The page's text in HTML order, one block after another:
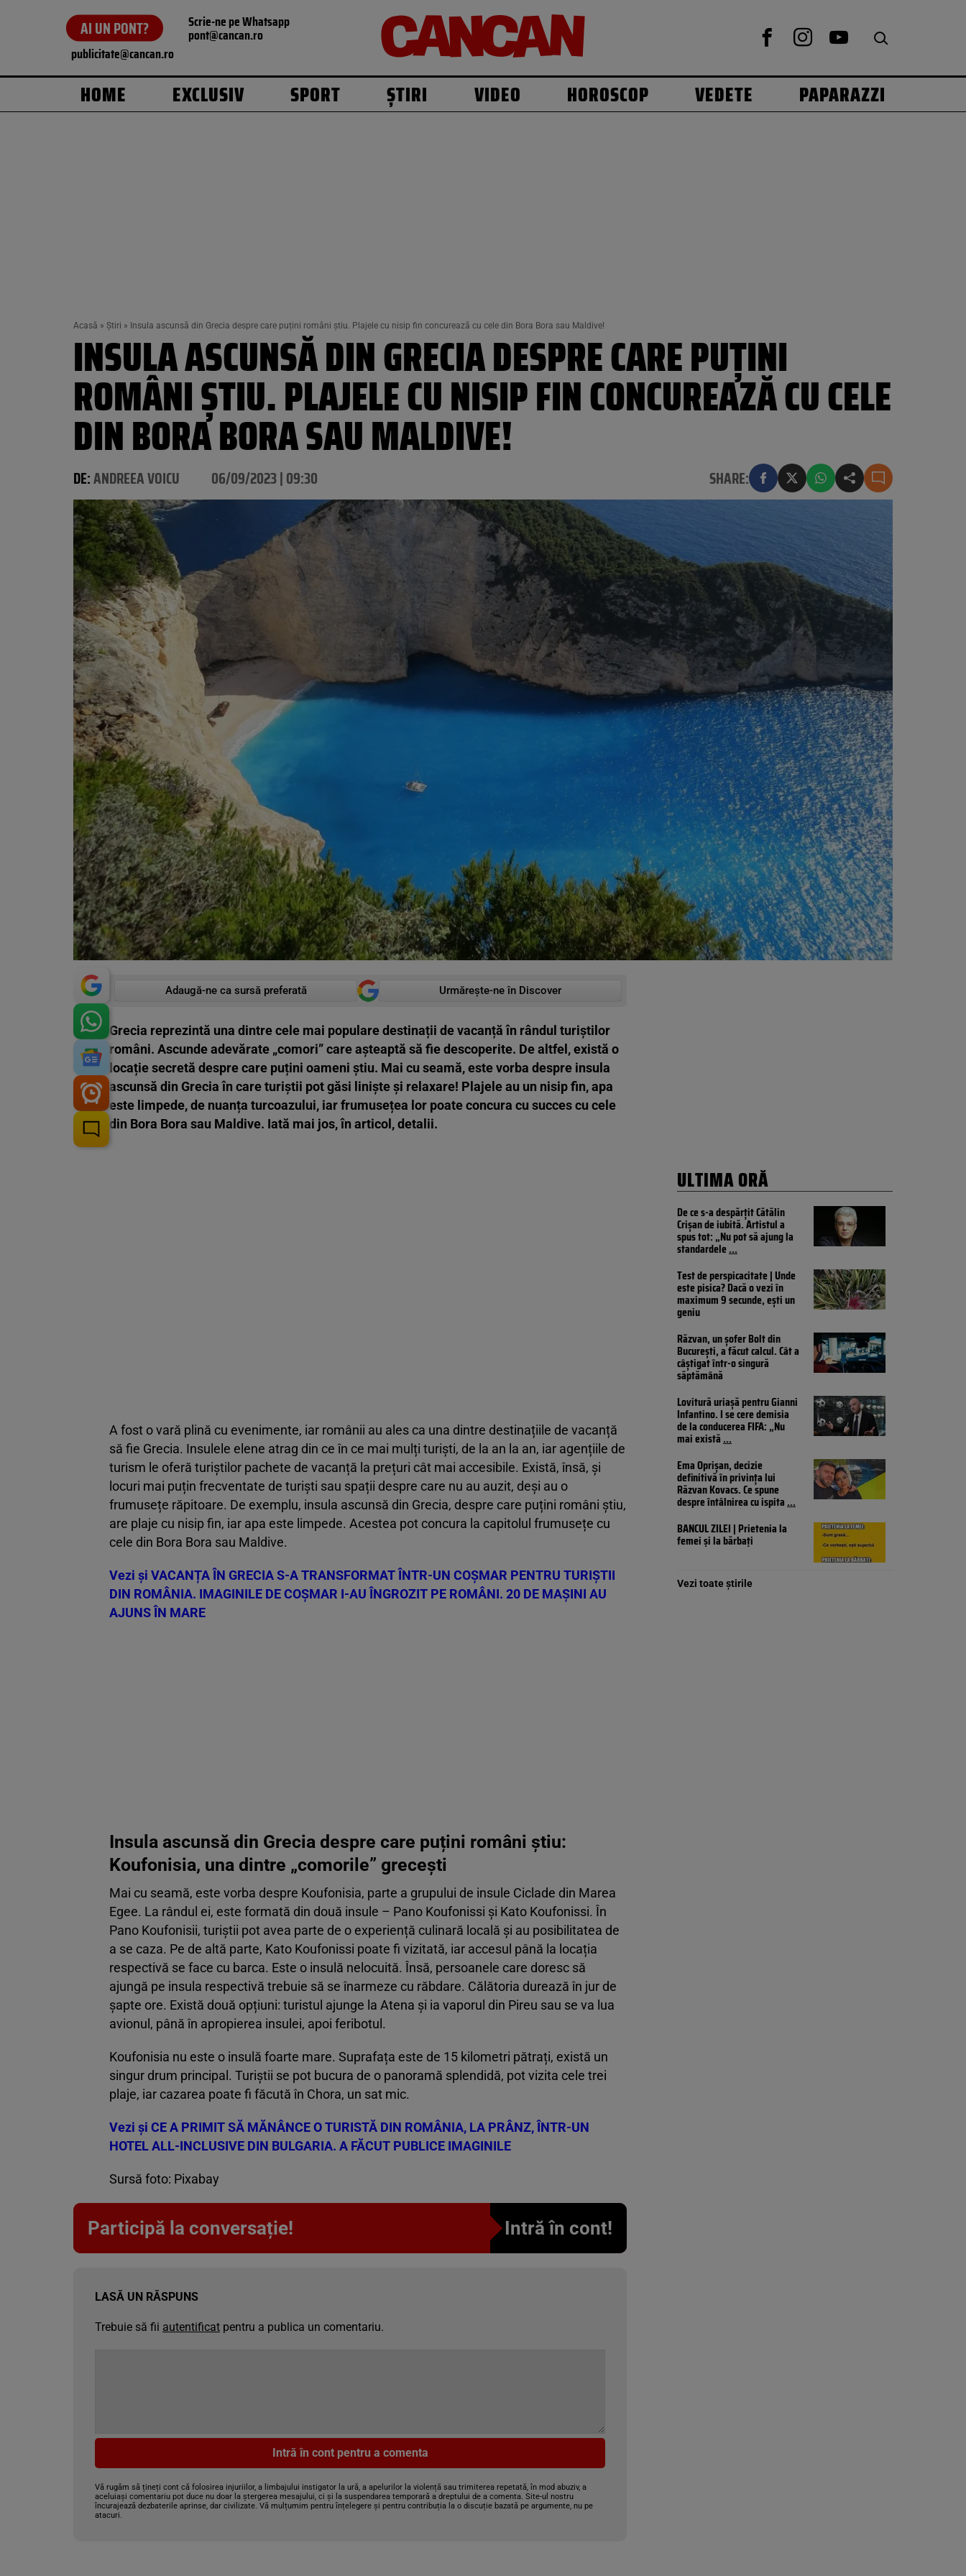
AI UN PONT? Scrie-ne pe Whatsapp
pont@cancan.ro
publicitate@cancan.ro
HOME EXCLUSIV SPORT ȘTIRI VIDEO HOROSCOP VEDETE PAPARAZZI
Acasă » Știri » Insula ascunsă din Grecia despre care puțini români știu. Plajele cu nisip fin concurează cu cele din Bora Bora sau Maldive!
INSULA ASCUNSĂ DIN GRECIA DESPRE CARE PUȚINI
ROMÂNI ȘTIU. PLAJELE CU NISIP FIN CONCUREAZĂ CU CELE
DIN BORA BORA SAU MALDIVE!
DE:ANDREEA VOICU 06/09/2023 | 09:30 SHARE:
Adaugă-ne ca sursă preferată Urmărește-ne în Discover
Grecia reprezintă una dintre cele mai populare destinații de vacanță în rândul turiștilor
români. Ascunde adevărate „comori” care așteaptă să fie descoperite. De altfel, există o
locație secretă despre care puțini oameni știu. Mai cu seamă, este vorba despre insula
ascunsă din Grecia în care turiștii pot găsi liniște și relaxare! Plajele au un nisip fin, apa
este limpede, de nuanța turcoazului, iar frumusețea lor poate concura cu succes cu cele
din Bora Bora sau Maldive. Iată mai jos, în articol, detalii.
A fost o vară plină cu evenimente, iar românii au ales ca una dintre destinațiile de vacanță
să fie Grecia. Insulele elene atrag din ce în ce mai mulți turiști, de la an la an, iar agențiile de
turism le oferă turiștilor pachete de vacanță la prețuri cât mai accesibile. Există, însă, și
locuri mai puțin frecventate de turiști sau spații despre care nu au auzit, deși au o
frumusețe răpitoare. De exemplu, insula ascunsă din Grecia, despre care puțini români știu,
are plaje cu nisip fin, iar apa este limpede. Acestea pot concura la capitolul frumusețe cu
cele din Bora Bora sau Maldive.
Vezi și VACANȚA ÎN GRECIA S-A TRANSFORMAT ÎNTR-UN COȘMAR PENTRU TURIȘTII
DIN ROMÂNIA. IMAGINILE DE COȘMAR I-AU ÎNGROZIT PE ROMÂNI. 20 DE MAȘINI AU
AJUNS ÎN MARE
Insula ascunsă din Grecia despre care puțini români știu:
Koufonisia, una dintre „comorile” grecești
Mai cu seamă, este vorba despre Koufonisia, parte a grupului de insule Ciclade din Marea
Egee. La rândul ei, este formată din două insule – Pano Koufonissi și Kato Koufonissi. În
Pano Koufonisii, turiștii pot avea parte de o experiență culinară locală și au posibilitatea de
a se caza. Pe de altă parte, Kato Koufonissi poate fi vizitată, iar accesul până la locația
respectivă se face cu barca. Este o insulă nelocuită. Însă, persoanele care doresc să
ajungă pe insula respectivă trebuie să se înarmeze cu răbdare. Călătoria durează în jur de
șapte ore. Există două opțiuni: turistul ajunge la Atena și ia vaporul din Pireu sau se va lua
avionul, până în apropierea insulei, apoi feribotul.
Koufonisia nu este o insulă foarte mare. Suprafața este de 15 kilometri pătrați, există un
singur drum principal. Turiștii se pot bucura de o panoramă splendidă, pot vizita cele trei
plaje, iar cazarea poate fi făcută în Chora, un sat mic.
Vezi și CE A PRIMIT SĂ MĂNÂNCE O TURISTĂ DIN ROMÂNIA, LA PRÂNZ, ÎNTR-UN
HOTEL ALL-INCLUSIVE DIN BULGARIA. A FĂCUT PUBLICE IMAGINILE
Sursă foto: Pixabay
Participă la conversație! Intră în cont!
LASĂ UN RĂSPUNS
Trebuie să fii autentificat pentru a publica un comentariu.
Intră în cont pentru a comenta
Vă rugăm să țineți cont că folosirea injuriilor, a limbajului instigator la ură, a apelurilor la violență sau trimiterea repetată, în mod abuziv, a
aceluiași comentariu pot duce nu doar la ștergerea mesajului, ci și la suspendarea temporară a dreptului de a comenta. Site-ul nostru
încurajează dezbaterile aprinse, dar civilizate. Vă mulțumim pentru înțelegere și pentru contribuția la o discuție bazată pe argumente, nu pe
atacuri.
ULTIMA ORĂ
De ce s-a despărțit Cătălin
Crișan de iubită. Artistul a
spus tot: „Nu pot să ajung la
standardele...
Test de perspicacitate | Unde
este pisica? Dacă o vezi în
maximum 9 secunde, ești un
geniu
Răzvan, un șofer Bolt din
București, a făcut calcul. Cât a
câștigat într-o singură
săptămână
Lovitură uriașă pentru Gianni
Infantino. I se cere demisia
de la conducerea FIFA: „Nu
mai există...
Ema Oprișan, decizie
definitivă în privința lui
Răzvan Kovacs. Ce spune
despre întâlnirea cu ispita...
BANCUL ZILEI | Prietenia la
femei și la bărbați
Vezi toate știrile